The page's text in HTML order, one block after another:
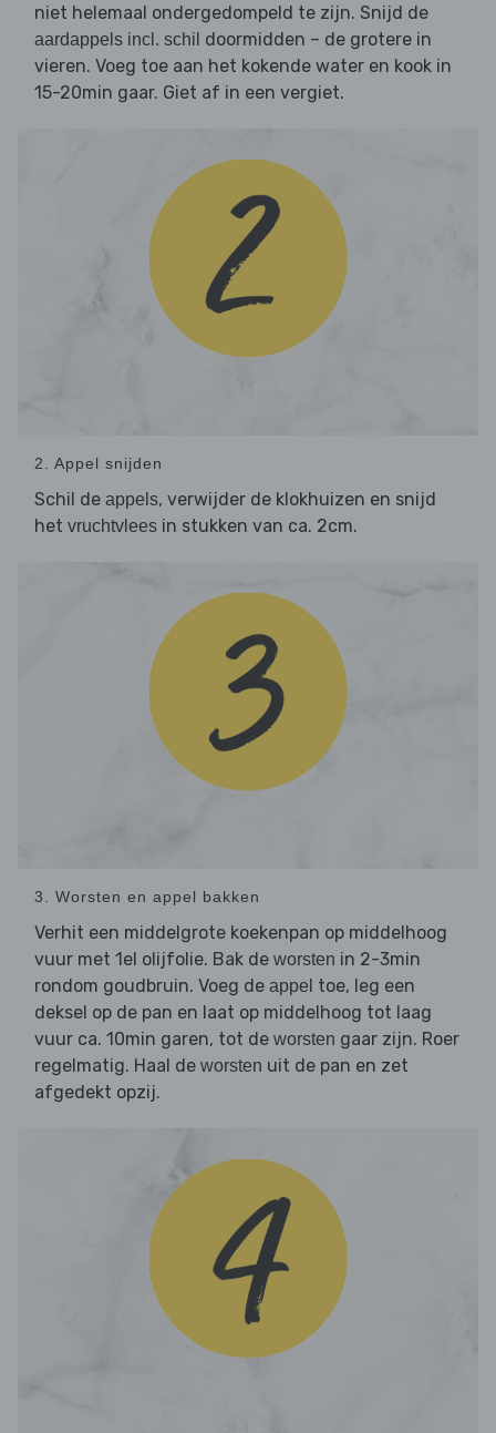
niet helemaal ondergedompeld te zijn. Snijd de
aardappels incl. schil doormidden – de grotere in
vieren. Voeg toe aan het kokende water en kook in
15-20min gaar. Giet af in een vergiet.
2. Appel snijden
Schil de appels, verwijder de klokhuizen en snijd
het vruchtvlees in stukken van ca. 2cm.
3. Worsten en appel bakken
Verhit een middelgrote koekenpan op middelhoog
vuur met 1el olijfolie. Bak de worsten in 2-3min
rondom goudbruin. Voeg de appel toe, leg een
deksel op de pan en laat op middelhoog tot laag
vuur ca. 10min garen, tot de worsten gaar zijn. Roer
regelmatig. Haal de worsten uit de pan en zet
afgedekt opzij.